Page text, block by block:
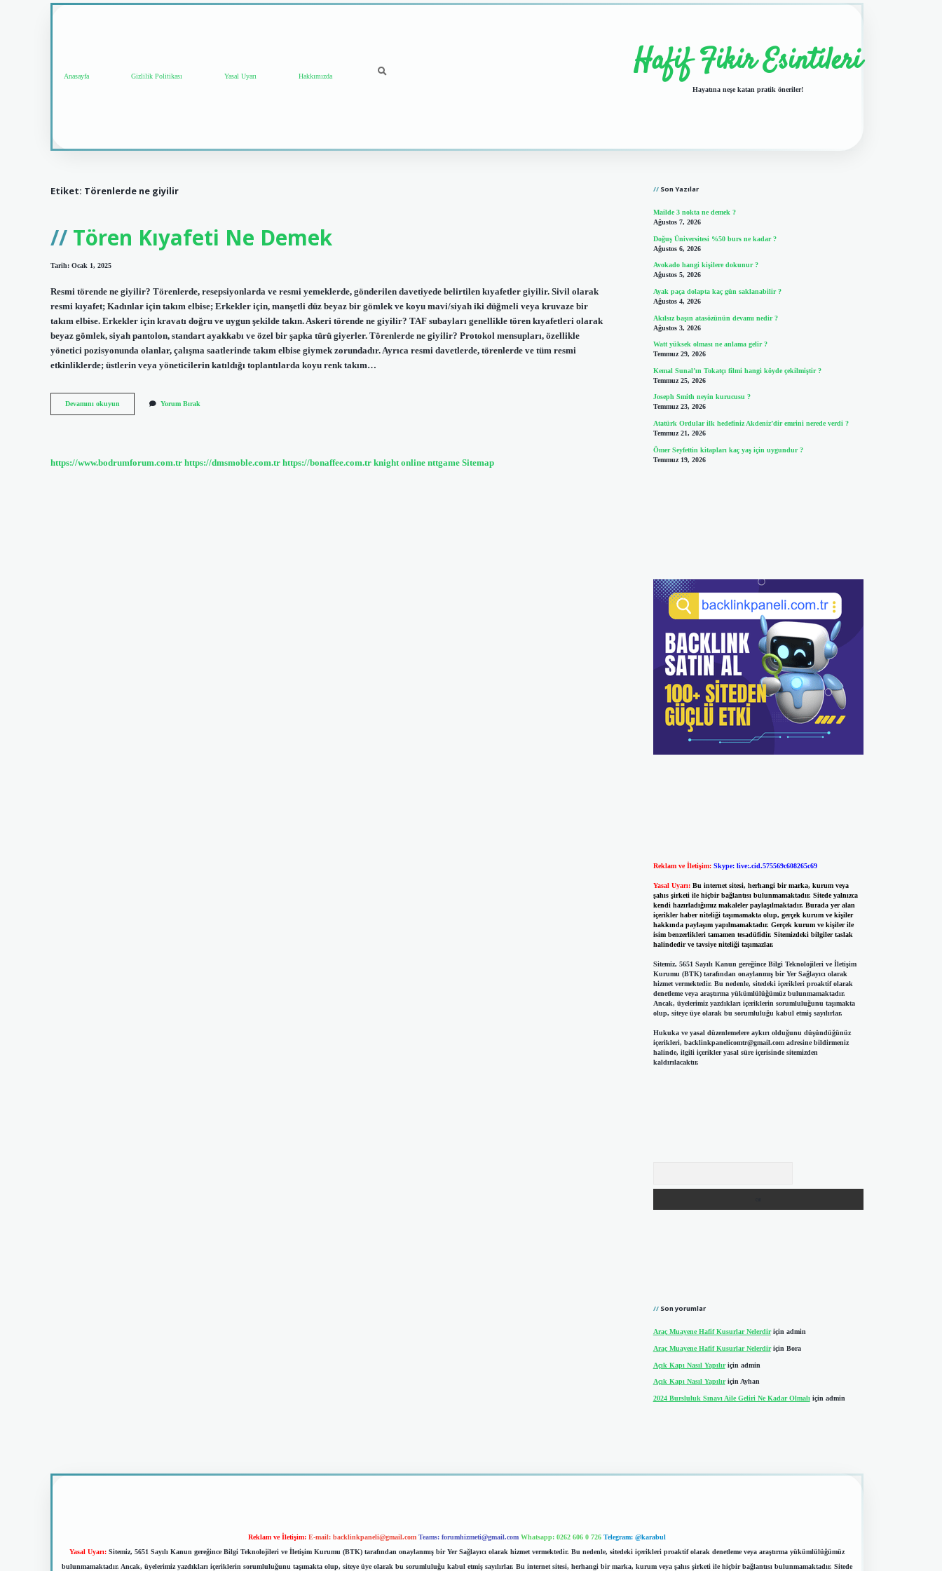
Anasayfa Gizlilik Politikası Yasal Uyarı Hakkımızda Hafif Fikir Esintileri
Hayatına neşe katan pratik öneriler!
Etiket: Törenlerde ne giyilir
Tören Kıyafeti Ne Demek
Tarih: Ocak 1, 2025
Resmi törende ne giyilir? Törenlerde, resepsiyonlarda ve resmi yemeklerde, gönderilen davetiyede belirtilen kıyafetler giyilir. Sivil olarak
resmi kıyafet; Kadınlar için takım elbise; Erkekler için, manşetli düz beyaz bir gömlek ve koyu mavi/siyah iki düğmeli veya kruvaze bir
takım elbise. Erkekler için kravatı doğru ve uygun şekilde takın. Askeri törende ne giyilir? TAF subayları genellikle tören kıyafetleri olarak
beyaz gömlek, siyah pantolon, standart ayakkabı ve özel bir şapka türü giyerler. Törenlerde ne giyilir? Protokol mensupları, özellikle
yönetici pozisyonunda olanlar, çalışma saatlerinde takım elbise giymek zorundadır. Ayrıca resmi davetlerde, törenlerde ve tüm resmi
etkinliklerde; üstlerin veya yöneticilerin katıldığı toplantılarda koyu renk takım…
Devamını okuyun
Kıyafeti
Yorum Bırak
https://www.bodrumforum.com.tr https://dmsmoble.com.tr https://bonaffee.com.tr knight online nttgame Sitemap
Son Yazılar
Mailde 3 nokta ne demek ?
Ağustos 7, 2026
Doğuş Üniversitesi %50 burs ne kadar ?
Ağustos 6, 2026
Avokado hangi kişilere dokunur ?
Ağustos 5, 2026
Ayak paça dolapta kaç gün saklanabilir ?
Ağustos 4, 2026
Akılsız başın atasözünün devamı nedir ?
Ağustos 3, 2026
Watt yüksek olması ne anlama gelir ?
Temmuz 29, 2026
Kemal Sunal’ın Tokatçı filmi hangi köyde çekilmiştir ?
Temmuz 25, 2026
Joseph Smith neyin kurucusu ?
Temmuz 23, 2026
Atatürk Ordular ilk hedefiniz Akdeniz’dir emrini nerede verdi ?
Temmuz 21, 2026
Ömer Seyfettin kitapları kaç yaş için uygundur ?
Temmuz 19, 2026
Reklam ve İletişim: Skype: live:.cid.575569c608265c69
Yasal Uyarı: Bu internet sitesi, herhangi bir marka, kurum veya
şahıs şirketi ile hiçbir bağlantısı bulunmamaktadır. Sitede yalnızca
kendi hazırladığımız makaleler paylaşılmaktadır. Burada yer alan
içerikler haber niteliği taşımamakta olup, gerçek kurum ve kişiler
hakkında paylaşım yapılmamaktadır. Gerçek kurum ve kişiler ile
isim benzerlikleri tamamen tesadüfidir. Sitemizdeki bilgiler taslak
halindedir ve tavsiye niteliği taşımazlar.
Sitemiz, 5651 Sayılı Kanun gereğince Bilgi Teknolojileri ve İletişim
Kurumu (BTK) tarafından onaylanmış bir Yer Sağlayıcı olarak
hizmet vermektedir. Bu nedenle, sitedeki içerikleri proaktif olarak
denetleme veya araştırma yükümlülüğümüz bulunmamaktadır.
Ancak, üyelerimiz yazdıkları içeriklerin sorumluluğunu taşımakta
olup, siteye üye olarak bu sorumluluğu kabul etmiş sayılırlar.
Hukuka ve yasal düzenlemelere aykırı olduğunu düşündüğünüz
içerikleri, backlinkpanelicomtr@gmail.comadresine bildirmeniz
halinde, ilgili içerikler yasal süre içerisinde sitemizden
kaldırılacaktır.
Son yorumlar
Araç Muayene Hafif Kusurlar Nelerdiriçin admin
Araç Muayene Hafif Kusurlar Nelerdiriçin Bora
Açık Kapı Nasıl Yapılıriçin admin
Açık Kapı Nasıl Yapılıriçin Ayhan
2024 Bursluluk Sınavı Aile Geliri Ne Kadar Olmalıiçin admin
Reklam ve İletişim: E-mail: backlinkpaneli@gmail.com Teams: forumhizmeti@gmail.com Whatsapp: 0262 606 0 726 Telegram: @karabul
Yasal Uyarı: Sitemiz, 5651 Sayılı Kanun gereğince Bilgi Teknolojileri ve İletişim Kurumu (BTK) tarafından onaylanmış bir Yer Sağlayıcı olarak hizmet vermektedir. Bu nedenle, sitedeki içerikleri proaktif olarak denetleme veya araştırma yükümlülüğümüz
bulunmamaktadır. Ancak, üyelerimiz yazdıkları içeriklerin sorumluluğunu taşımakta olup, siteye üye olarak bu sorumluluğu kabul etmiş sayılırlar. Bu internet sitesi, herhangi bir marka, kurum veya şahıs şirketi ile hiçbir bağlantısı bulunmamaktadır. Sitede